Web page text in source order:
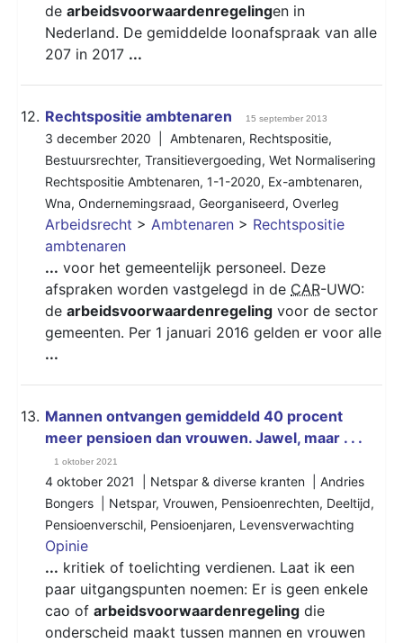
de arbeidsvoorwaardenregelingen in
Nederland. De gemiddelde loonafspraak van alle
207 in 2017 ...
12. Rechtspositie ambtenaren 15 september 2013
3 december 2020 | Ambtenaren, Rechtspositie,
Bestuursrechter, Transitievergoeding, Wet Normalisering
Rechtspositie Ambtenaren, 1-1-2020, Ex-ambtenaren,
Wna, Ondernemingsraad, Georganiseerd, Overleg
Arbeidsrecht > Ambtenaren > Rechtspositie
ambtenaren
... voor het gemeentelijk personeel. Deze
afspraken worden vastgelegd in de CAR-UWO:
de arbeidsvoorwaardenregeling voor de sector
gemeenten. Per 1 januari 2016 gelden er voor alle
...
13. Mannen ontvangen gemiddeld 40 procent
meer pensioen dan vrouwen. Jawel, maar . . .
1 oktober 2021
4 oktober 2021 | Netspar & diverse kranten | Andries
Bongers | Netspar, Vrouwen, Pensioenrechten, Deeltijd,
Pensioenverschil, Pensioenjaren, Levensverwachting
Opinie
... kritiek of toelichting verdienen. Laat ik een
paar uitgangspunten noemen: Er is geen enkele
cao of arbeidsvoorwaardenregeling die
onderscheid maakt tussen mannen en vrouwen